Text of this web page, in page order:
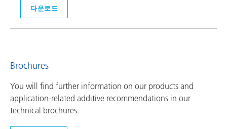
다운로드
Brochures
You will find further information on our products and
application-related additive recommendations in our
technical brochures.